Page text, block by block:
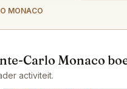
MONACO
Carlo Monaco
activiteit.